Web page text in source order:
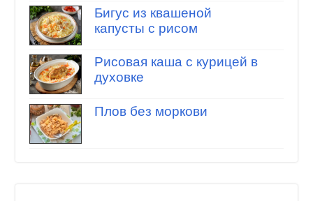
Бигус из квашеной
капусты с рисом
Рисовая каша с курицей в
духовке
Плов без моркови